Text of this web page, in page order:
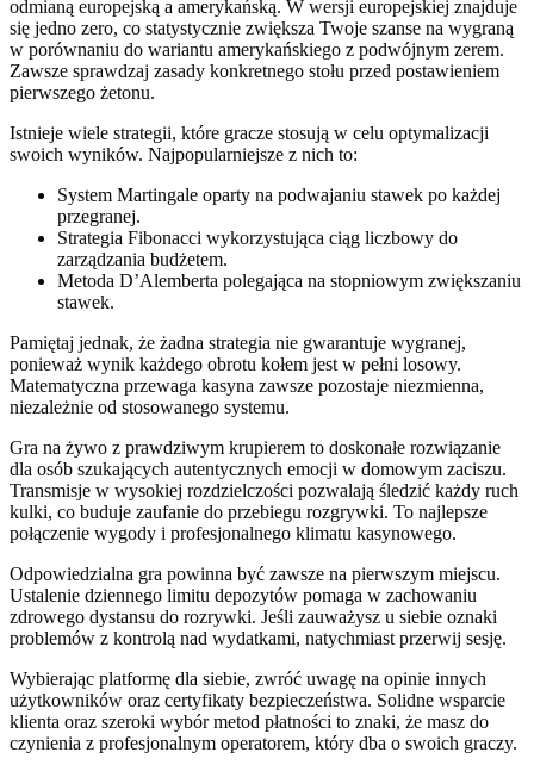
odmianą europejską a amerykańską. W wersji europejskiej znajduje
się jedno zero, co statystycznie zwiększa Twoje szanse na wygraną
w porównaniu do wariantu amerykańskiego z podwójnym zerem.
Zawsze sprawdzaj zasady konkretnego stołu przed postawieniem
pierwszego żetonu.
Istnieje wiele strategii, które gracze stosują w celu optymalizacji
swoich wyników. Najpopularniejsze z nich to:
System Martingale oparty na podwajaniu stawek po każdej
przegranej.
Strategia Fibonacci wykorzystująca ciąg liczbowy do
zarządzania budżetem.
Metoda D’Alemberta polegająca na stopniowym zwiększaniu
stawek.
Pamiętaj jednak, że żadna strategia nie gwarantuje wygranej,
ponieważ wynik każdego obrotu kołem jest w pełni losowy.
Matematyczna przewaga kasyna zawsze pozostaje niezmienna,
niezależnie od stosowanego systemu.
Gra na żywo z prawdziwym krupierem to doskonałe rozwiązanie
dla osób szukających autentycznych emocji w domowym zaciszu.
Transmisje w wysokiej rozdzielczości pozwalają śledzić każdy ruch
kulki, co buduje zaufanie do przebiegu rozgrywki. To najlepsze
połączenie wygody i profesjonalnego klimatu kasynowego.
Odpowiedzialna gra powinna być zawsze na pierwszym miejscu.
Ustalenie dziennego limitu depozytów pomaga w zachowaniu
zdrowego dystansu do rozrywki. Jeśli zauważysz u siebie oznaki
problemów z kontrolą nad wydatkami, natychmiast przerwij sesję.
Wybierając platformę dla siebie, zwróć uwagę na opinie innych
użytkowników oraz certyfikaty bezpieczeństwa. Solidne wsparcie
klienta oraz szeroki wybór metod płatności to znaki, że masz do
czynienia z profesjonalnym operatorem, który dba o swoich graczy.